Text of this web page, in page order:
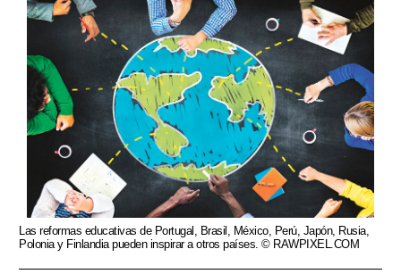
Las reformas educativas de Portugal, Brasil, México, Perú, Japón, Rusia,
Polonia y Finlandia pueden inspirar a otros países. © RAWPIXEL.COM